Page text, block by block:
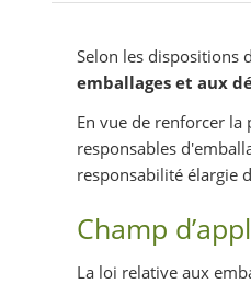
Selon les dispositions
emballages et aux
En vue de renforcer
responsables
responsabilité élargie
Champ
La loi relative aux